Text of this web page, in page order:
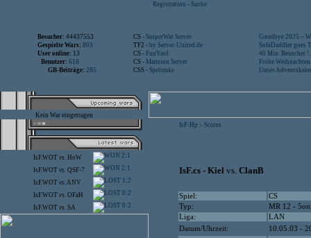
Registration - Suche
Besucher: 44437553 CS - SniperWar Server
Goodbye 2025 –
Gespielte Wars: 803 TF2 - by Server-United.de
SofaDaddler goes
User online: 13 CS - FunYard
40 Mio. Beuscher
Benutzer: 618 CS - Mansion Server
Frohe
GB-Beiträge: 285 CSS - Spelunke Unser
Kein War eingetragen
IsF.WOT vs. HoW 2:1
IsF.WOT vs. QSF-7 2:1
IsF.WOT vs.ANV 1:2
IsF.WOT vs. OFaH 0:2
IsF.WOT vs. SA 0:2
IsF-Hp > Scores
IsF.cs - Kiel vs. ClanB
Spiel:
CS
Typ:
MR 12 -
Liga:
LAN
Datum/Uhrzeit:
10.05.03 -